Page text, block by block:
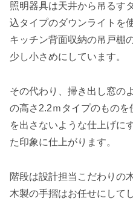
照明器具は天井から吊るす
込タイプのダウンライトを
キッチン背面収納の吊戸棚
少し小さめにしています。
その代わり、掃き出し窓の
の高さ2.2ｍタイプのもの
を出さないような仕上げに
た印象に仕上がります。
階段は設計担当こだわりの
木製の手摺はお任せにして